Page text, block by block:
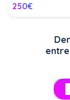
250€